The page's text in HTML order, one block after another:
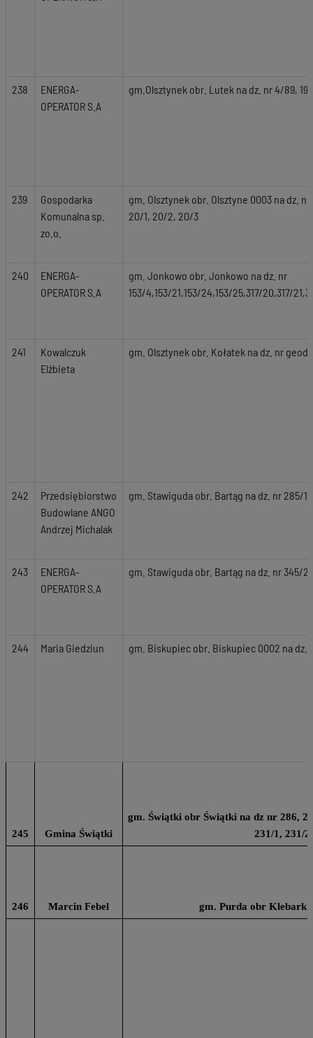
238
ENERGA-
OPERATOR S.A
gm.Olsztynek obr. Lutek na dz. nr 4/89,
239
Gospodarka
Komunalna sp.
zo.o.
gm. Olsztynek obr. Olsztyne 0003 na dz. nr
20/1, 20/2, 20/3
240
ENERGA-
OPERATOR S.A
gm. Jonkowo obr. Jonkowo na dz. nr
153/4,153/21,153/24,153/25,317/20,317/
241
Kowalczuk
Elżbieta
gm. Olsztynek obr. Kołatek na dz. nr geod.
242
Przedsiębiorstwo
Budowlane ANGO
Andrzej Michalak
gm. Stawiguda obr. Bartąg na dz. nr 285/
243
ENERGA-
OPERATOR S.A
gm. Stawiguda obr. Bartąg na dz. nr 345/
244 Maria Giedziun gm. Biskupiec obr. Biskupiec 0002 na dz.
245 Gmina Świątki
gm. Świątki obr Świątki na dz nr 286,
231/1, 231/2
246 Marcin Febel gm. Purda obr Klebark